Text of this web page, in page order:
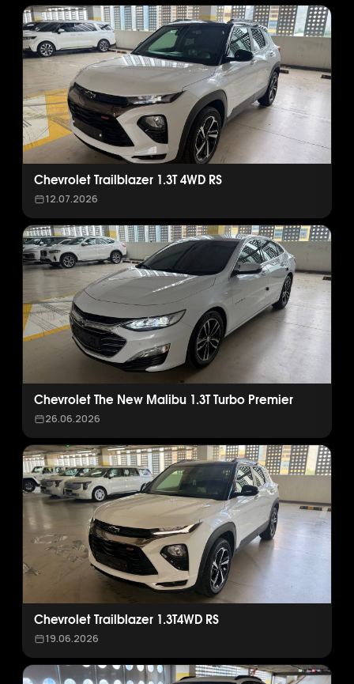
Chevrolet Trailblazer 1.3T 4WD RS
12.07.2026
Chevrolet The New Malibu 1.3T Turbo Premier
26.06.2026
Chevrolet Trailblazer 1.3T4WD RS
19.06.2026